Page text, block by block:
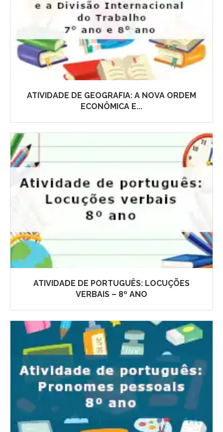
ATIVIDADE DE GEOGRAFIA: A NOVA ORDEM
ECONÔMICA E...
ATIVIDADE DE PORTUGUÊS: LOCUÇÕES
VERBAIS – 8º ANO